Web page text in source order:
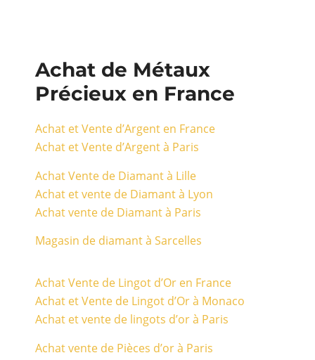
Achat de Métaux
Précieux en France
Achat et Vente d’Argent en France
Achat et Vente d’Argent à Paris
Achat Vente de Diamant à Lille
Achat et vente de Diamant à Lyon
Achat vente de Diamant à Paris
Magasin de diamant à Sarcelles
Achat Vente de Lingot d’Or en France
Achat et Vente de Lingot d’Or à Monaco
Achat et vente de lingots d’or à Paris
Achat vente de Pièces d’or à Paris